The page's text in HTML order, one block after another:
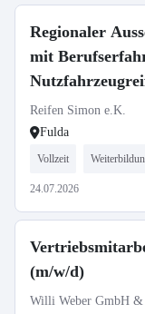
Regionaler
mit
(m/w/d)
Reifen Simon e.K.
Fulda
Vollzeit
24.07.2026
(m/w/d)
Willi Weber GmbH